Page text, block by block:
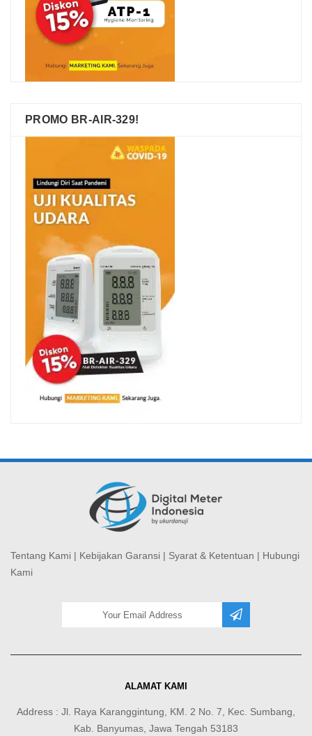
PROMO BR-AIR-329!
Tentang Kami | Kebijakan Garansi | Syarat & Ketentuan | Hubungi
Kami
ALAMAT KAMI
Address : Jl. Raya Karanggintung, KM. 2 No. 7, Kec. Sumbang,
Kab. Banyumas, Jawa Tengah 53183